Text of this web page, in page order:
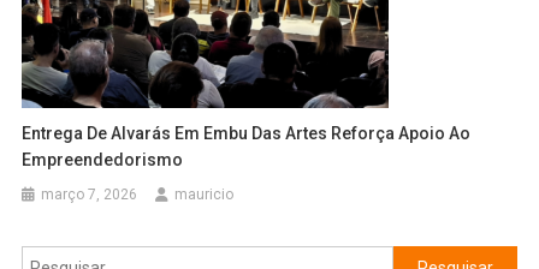
Entrega De Alvarás Em Embu Das Artes Reforça Apoio Ao
Empreendedorismo
março 7, 2026 mauricio
Pesquisar